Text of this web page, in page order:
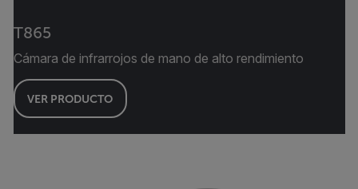
T865
Cámara de infrarrojos de mano de alto rendimiento
VER PRODUCTO